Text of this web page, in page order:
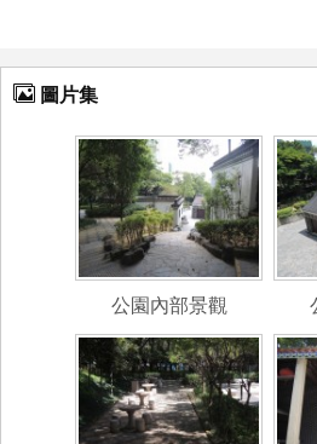
圖片集
公園內部景觀